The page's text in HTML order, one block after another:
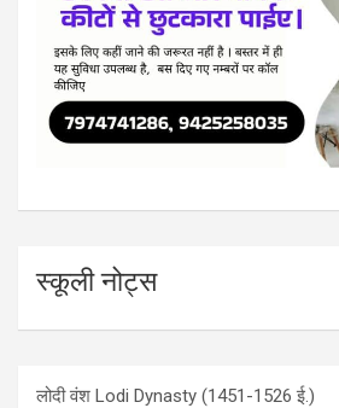
स्कूली नोट्स
लोदी वंश Lodi Dynasty (1451-1526 ई.)